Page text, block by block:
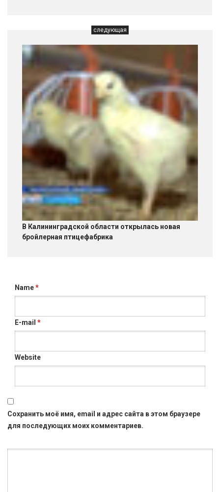
следующая
В Калининградской области открылась новая
бройлерная птицефабрика
Name*
E-mail *
Website
Сохранить моё имя, email и адрес сайта в этом браузере
для последующих моих комментариев.